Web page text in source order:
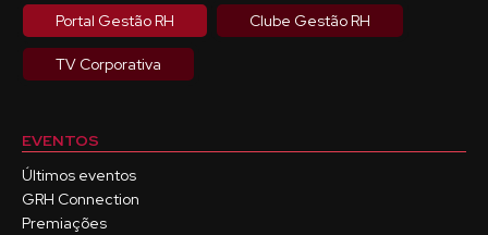
Portal Gestão RH Clube Gestão RH
TV Corporativa
EVENTOS
Últimos eventos
GRH Connection
Premiações